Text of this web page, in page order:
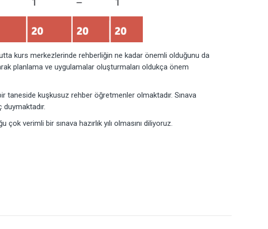
kurs merkezlerinde rehberliğin ne kadar önemli olduğunu da
planlama ve uygulamalar oluşturmaları oldukça önem
taneside kuşkusuz rehber öğretmenler olmaktadır. Sınava
verimli bir sınava hazırlık yılı olmasını diliyoruz.